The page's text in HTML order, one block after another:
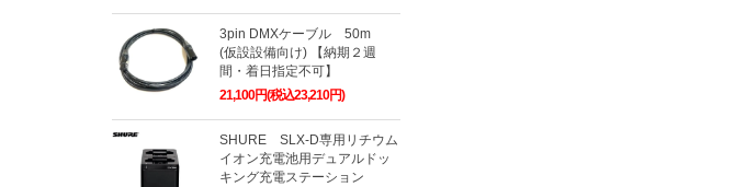
3pin DMXケーブル 50m
(仮設設備向け) 【納期２週
間・着日指定不可】
21,100円(税込23,210円)
SHURE SLX-D専用リチウム
イオン充電池用デュアルドッ
キング充電ステーション